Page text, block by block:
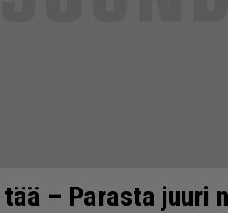
tää – Parasta juuri